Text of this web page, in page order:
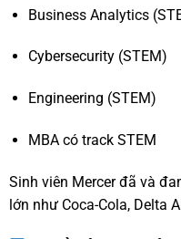
Business Analytics
Cybersecurity (STEM)
Engineering (STEM)
MBA có track STEM
Sinh viên Mercer đã và
lớn như Coca-Cola, Delta